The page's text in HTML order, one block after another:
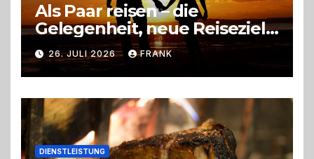
Als Paar reisen – die
Gelegenheit, neue Reiseziele
zu entdecken
26. JULI 2026 FRANK
DIENSTLEISTUNG